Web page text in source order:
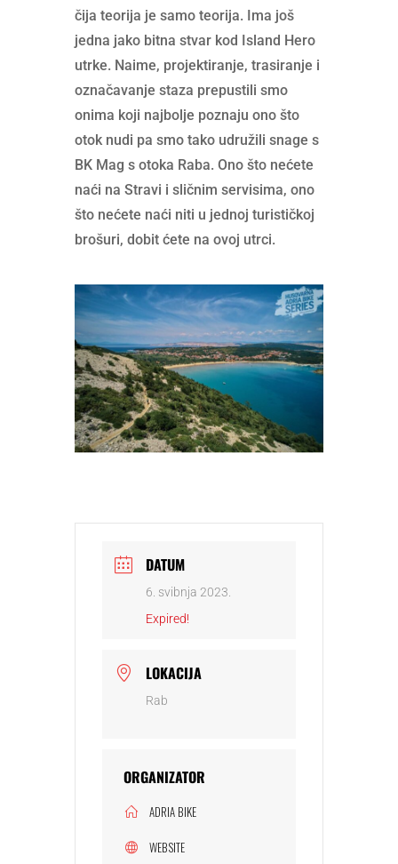
čija teorija je samo teorija. Ima još
jedna jako bitna stvar kod Island Hero
utrke. Naime, projektiranje, trasiranje i
označavanje staza prepustili smo
onima koji najbolje poznaju ono što
otok nudi pa smo tako udružili snage s
BK Mag s otoka Raba. Ono što nećete
naći na Stravi i sličnim servisima, ono
što nećete naći niti u jednoj turističkoj
brošuri, dobit ćete na ovoj utrci.
DATUM
6. svibnja 2023.
Expired!
LOKACIJA
Rab
ORGANIZATOR
ADRIA BIKE
WEBSITE